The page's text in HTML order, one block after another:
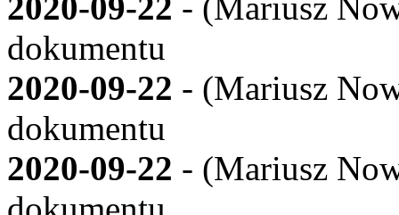
dokumentu
2020-09-22 - (Mariusz
dokumentu
2020-09-22 - (Mariusz